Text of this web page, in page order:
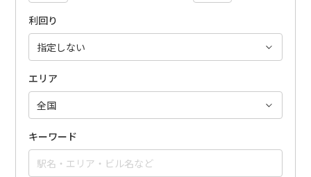
利回り
エリア
キーワード